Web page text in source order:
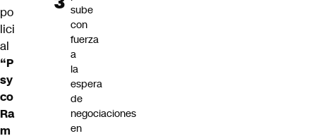
po
lici
al
“P
sy
co
Ra
m
sube
con
fuerza
a
la
espera
de
negociaciones
en